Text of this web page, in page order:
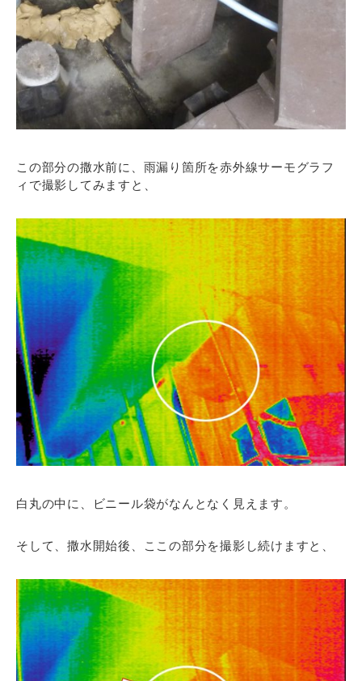
この部分の撒水前に、雨漏り箇所を赤外線サーモグラフ
ィで撮影してみますと、
白丸の中に、ビニール袋がなんとなく見えます。
そして、撒水開始後、ここの部分を撮影し続けますと、